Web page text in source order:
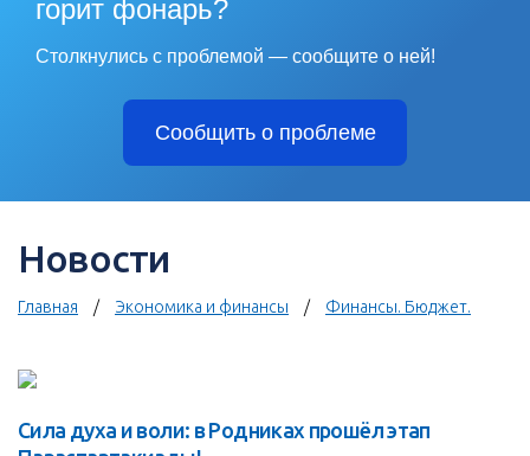
горит фонарь?
Столкнулись с проблемой — сообщите о ней!
Сообщить о проблеме
Новости
Главная Экономика и финансы Финансы. Бюджет.
Сила духа и воли: в Родниках прошёл этап